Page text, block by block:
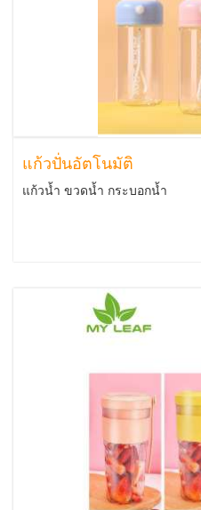
แก้วปั่นอัตโนมัติ
แก้วน้ำ ขวดน้ำ กระบอกน้ำ